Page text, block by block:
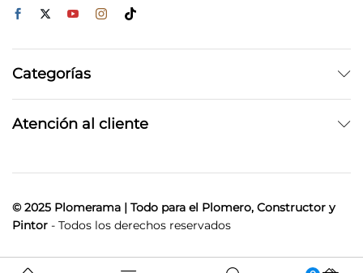
Categorías
Atención al cliente
© 2025 Plomerama | Todo para el Plomero, Constructor y
Pintor - Todos los derechos reservados